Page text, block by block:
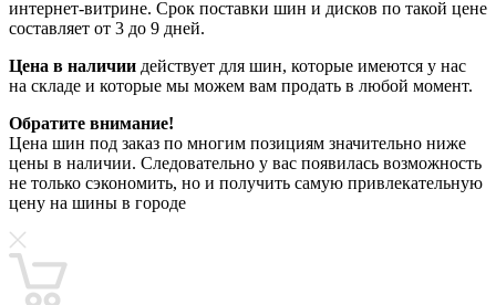
интернет-витрине. Срок поставки шин и дисков по такой цене
составляет от 3 до 9 дней.
Цена в наличии действует для шин, которые имеются у нас
на складе и которые мы можем вам продать в любой момент.
Обратите внимание!
Цена шин под заказ по многим позициям значительно ниже
цены в наличии. Следовательно у вас появилась возможность
не только сэкономить, но и получить самую привлекательную
цену на шины в городе